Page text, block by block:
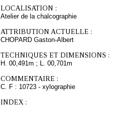
LOCALISATION :
Atelier de la chalcographie
ATTRIBUTION ACTUELLE :
CHOPARD Gaston-Albert
TECHNIQUES ET DIMENSIONS :
H. 00,491m ; L. 00,701m
COMMENTAIRE :
C. F : 10723 - xylographie
INDEX :